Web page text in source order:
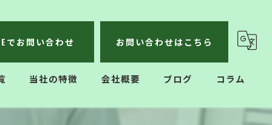
でお問い合わせ お問い合わせはこちら
当社の特徴
不用品回収
会社概要 ブログ コラム